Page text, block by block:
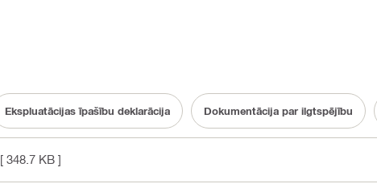
Ekspluatācijas īpašību deklarācija Dokumentācija par ilgtspējību
[ 348.7 KB ]